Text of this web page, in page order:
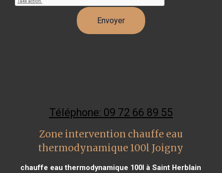
Téléphone: 09 72 66 89 55
Zone intervention chauffe eau
thermodynamique 100l Joigny
chauffe eau thermodynamique 100l à Saint Herblain